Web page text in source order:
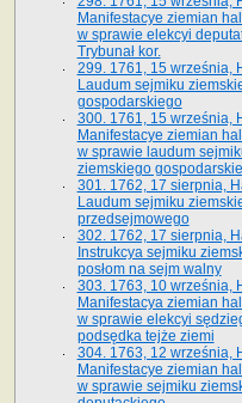
Manifestacye ziemian
w sprawie elekcyi
Trybunał kor.
299. 1761, 15 września,
Laudum sejmiku
gospodarskiego
300. 1761, 15 września,
Manifestacye ziemian
w sprawie laudum
ziemskiego
301. 1762, 17 sierpnia,
Laudum sejmiku
przedsejmowego
302. 1762, 17 sierpnia,
Instrukcya sejmiku
posłom na sejm walny
303. 1763, 10 września,
Manifestacya ziemian
w sprawie elekcyi
podsędka tejże ziemi
304. 1763, 12 września,
Manifestacye ziemian
w sprawie sejmiku